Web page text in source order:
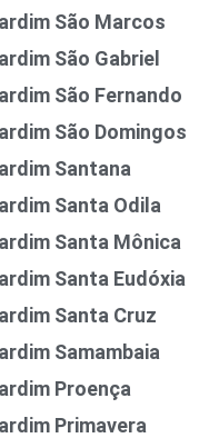
São Marcos
São Gabriel
São Fernando
São Domingos
Santana
Santa Odila
Santa Mônica
Santa Eudóxia
Santa Cruz
Samambaia
Proença
Primavera